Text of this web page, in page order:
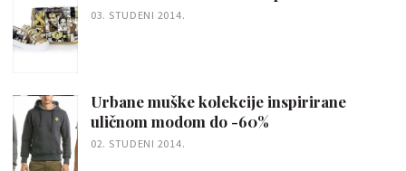
03. STUDENI 2014.
Urbane muške kolekcije inspirirane
uličnom modom do -60%
02. STUDENI 2014.